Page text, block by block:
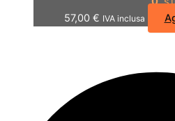
57,00 € IVA inclusa